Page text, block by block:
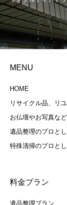
MENU
HOME
リサイクル品、リ
お仏壇やお写真な
遺品整理のプロと
特殊清掃のプロと
料金プラン
遺品整理プラン